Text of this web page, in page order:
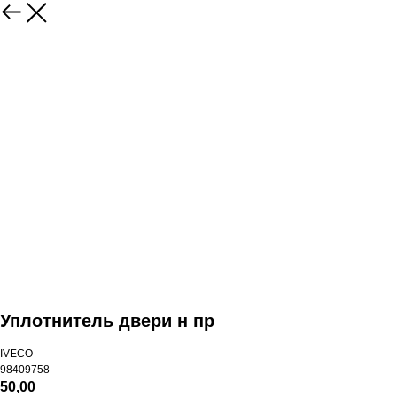
Уплотнитель двери н пр
IVECO
98409758
50,00